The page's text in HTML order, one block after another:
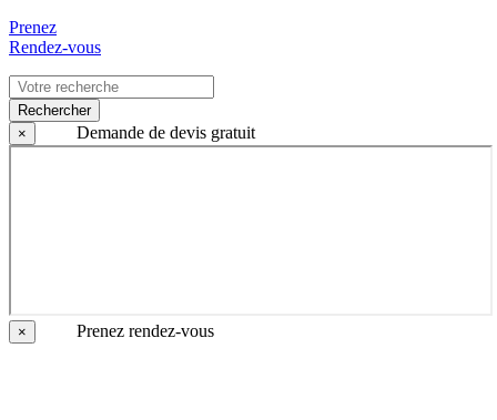
Prenez
Rendez-vous
Rechercher
×
Demande de devis gratuit
× Prenez rendez-vous